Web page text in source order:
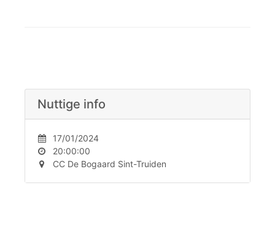
Nuttige info
17/01/2024
20:00:00
CC De Bogaard Sint-Truiden